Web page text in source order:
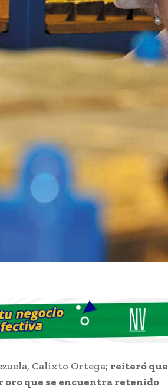
Calixto Ortega; reiteró que
que se encuentra retenido